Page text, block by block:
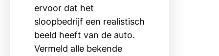
ervoor dat het
sloopbedrijf een realistisch
beeld heeft van de auto.
Vermeld alle bekende